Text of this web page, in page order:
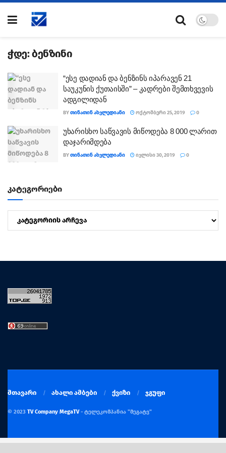
ჭდე:ბენზინი
“ესე დადიან და ბენზინს იპარავენ 21
საუკუნის ქუთაისში” – კადრები შემთხვევის
ადგილიდან
BYᲗᲘᲜᲐᲗᲘᲜ ᲐᲮᲕᲚᲔᲓᲘᲐᲜᲘ ᲝᲥᲢᲝᲛᲑᲔᲠᲘ 25, 2019 0
უხარისხო საწვავის მიწოდება 8 000 ლარით
დაჯარიმდება
BYᲗᲘᲜᲐᲗᲘᲜ ᲐᲮᲕᲚᲔᲓᲘᲐᲜᲘ ᲘᲕᲚᲘᲡᲘ 30, 2019 0
კატეგორიები
კატეგორიები
მთავარი ახალი ამბები ქვიზი ჯგუფი
© 2023 TV Company MegaTV- ტელეკომპანია "მეგატვ"